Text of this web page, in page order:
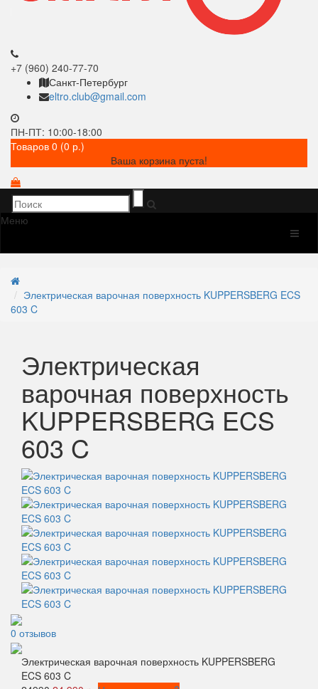
+7 (960) 240-77-70
Санкт-Петербург
eltro.club@gmail.com
ПН-ПТ: 10:00-18:00
Товаров 0 (0 р.)
Ваша корзина пуста!
Меню
Электрическая варочная поверхность KUPPERSBERG ECS
603 C
Электрическая
варочная поверхность
KUPPERSBERG ECS
603 C
0 отзывов
Электрическая варочная поверхность KUPPERSBERG
ECS 603 C